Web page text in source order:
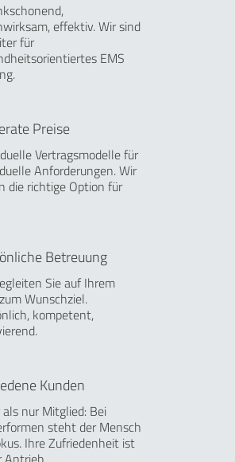
effektiv. Wir sind
für
EMS
Preise
Vertragsmodelle für
Anforderungen. Wir
die richtige Option für
Betreuung
Sie auf Ihrem
Wunschziel.
kompetent,
Kunden
nur Mitglied: Bei
steht der Mensch
Ihre Zufriedenheit ist